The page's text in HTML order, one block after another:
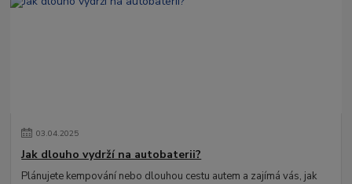
03.04.2025
Jak dlouho vydrží na autobaterii?
Plánujete kempování nebo dlouhou cestu autem a zajímá vás, jak